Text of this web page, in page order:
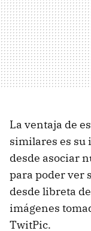
La ventaja de
similares es su
desde asociar
para poder ver
desde libreta
imágenes
TwitPic.